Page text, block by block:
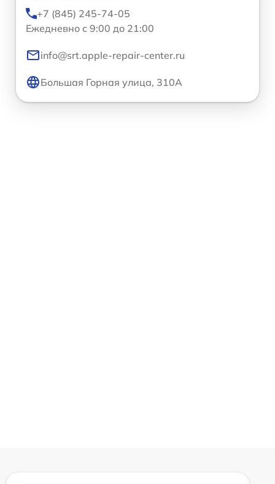
+7 (845) 245-74-05
Ежедневно с 9:00 до 21:00
info@srt.apple-repair-center.ru
Большая Горная улица, 310А